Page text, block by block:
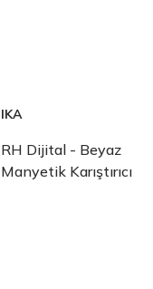
IKA
RH Dijital - Beyaz
Manyetik Karıştırıcı